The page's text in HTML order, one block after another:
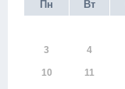
Пн
Вт
3 4
10 11